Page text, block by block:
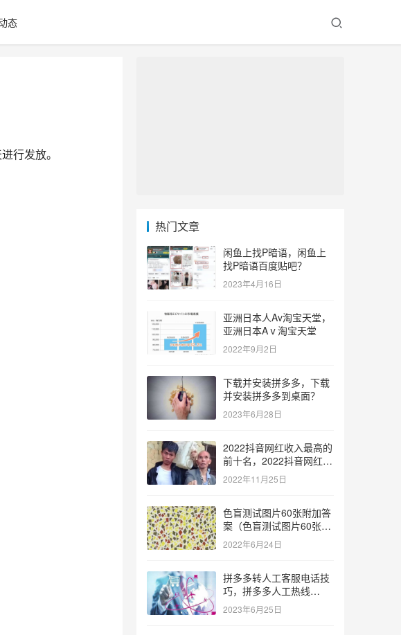
态
行发放。
热门文章
闲鱼上找P暗语，闲鱼上
找P暗语百度贴吧？
2023年4月16日
亚洲日本人Av淘宝天堂，
亚洲日本Aⅴ淘宝天堂
2022年9月2日
下载并安装拼多多，下载
并安装拼多多到桌面？
2023年6月28日
2022抖音网红收入最高的
前十名，2022抖音网红收
入最高的前十名有哪些？
2022年11月25日
色盲测试图片60张附加答
案（色盲测试图片60张复
杂）
2022年6月24日
拼多多转人工客服电话技
巧，拼多多人工热线
9541344？
2023年6月25日